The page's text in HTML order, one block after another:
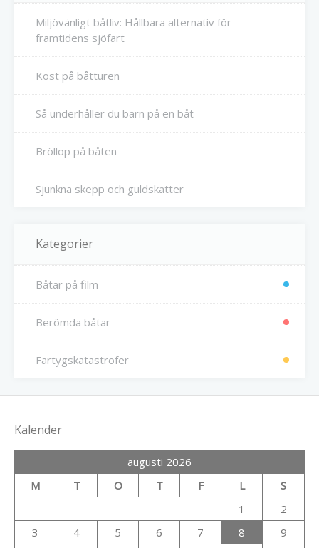
Miljövänligt båtliv: Hållbara alternativ för
framtidens sjöfart
Kost på båtturen
Så underhåller du barn på en båt
Bröllop på båten
Sjunkna skepp och guldskatter
Kategorier
Båtar på film
Berömda båtar
Fartygskatastrofer
Kalender
augusti 2026
M
T O T F L
S
1
2
3
4 5 6 7 8
9